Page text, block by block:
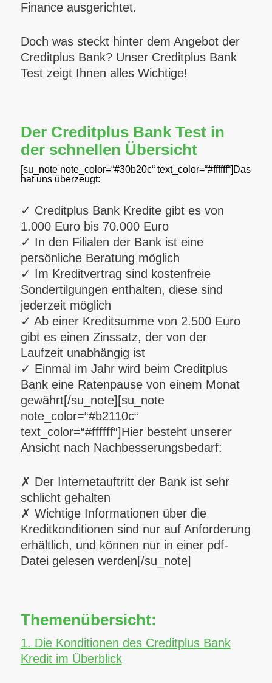
Finance ausgerichtet.
Doch was steckt hinter dem Angebot der
Creditplus Bank? Unser Creditplus Bank
Test zeigt Ihnen alles Wichtige!
Der Creditplus Bank Test in
der schnellen Übersicht
[su_note note_color=“#30b20c“ text_color=“#ffffff“] Das
hat uns überzeugt:
✓ Creditplus Bank Kredite gibt es von
1.000 Euro bis 70.000 Euro
✓ In den Filialen der Bank ist eine
persönliche Beratung möglich
✓ Im Kreditvertrag sind kostenfreie
Sondertilgungen enthalten, diese sind
jederzeit möglich
✓ Ab einer Kreditsumme von 2.500 Euro
gibt es einen Zinssatz, der von der
Laufzeit unabhängig ist
✓ Einmal im Jahr wird beim Creditplus
Bank eine Ratenpause von einem Monat
gewährt[/su_note][su_note
note_color=“#b2110c“
text_color=“#ffffff“]Hier besteht unserer
Ansicht nach Nachbesserungsbedarf:
✗ Der Internetauftritt der Bank ist sehr
schlicht gehalten
✗ Wichtige Informationen über die
Kreditkonditionen sind nur auf Anforderung
erhältlich, und können nur in einer pdf-
Datei gelesen werden[/su_note]
Themenübersicht:
1. Die Konditionen des Creditplus Bank
Kredit im Überblick